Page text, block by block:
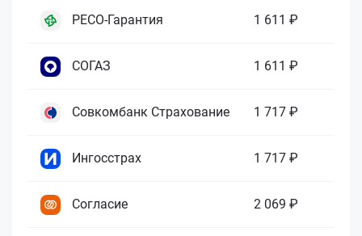
РЕСО-Гарантия 1 611 ₽
СОГАЗ 1 611 ₽
Совкомбанк Страхование 1 717 ₽
Ингосстрах 1 717 ₽
Согласие 2 069 ₽